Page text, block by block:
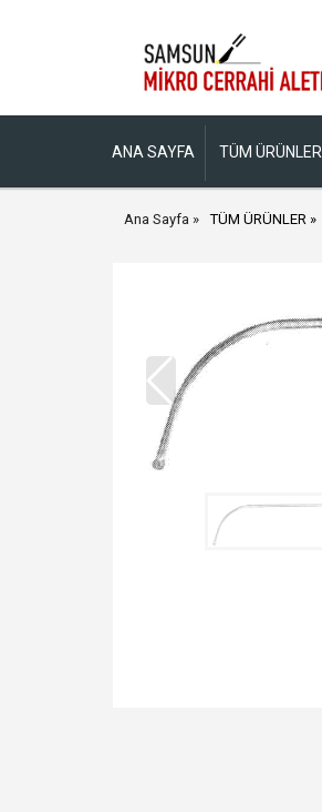
ANA SAYFA TÜM ÜRÜNLER
Ana Sayfa TÜM ÜRÜNLER